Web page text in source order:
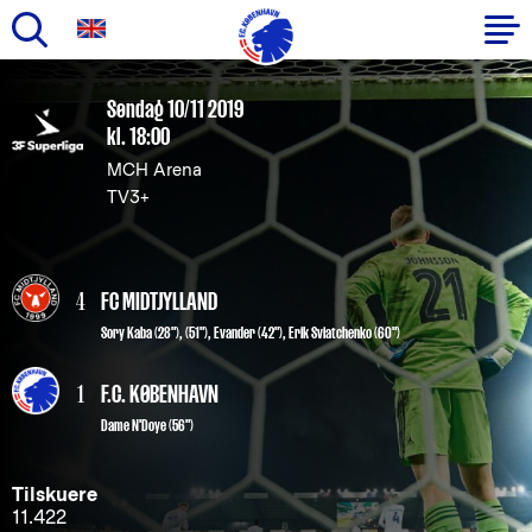
hovedindhold
Primær
navigation
Søndag 10/11 2019
kl. 18:00
MCH Arena
TV3+
4 FC MIDTJYLLAND
Sory Kaba (28"), (51"),Evander (42"),Erik Sviatchenko (60")
1 F.C. KØBENHAVN
Dame N'Doye(56")
Tilskuere
11.422